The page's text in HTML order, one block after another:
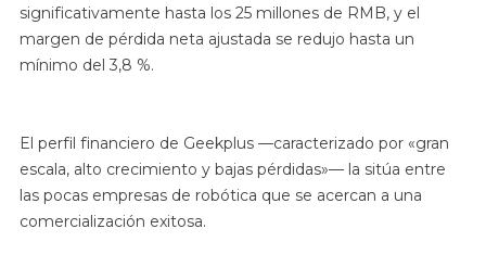
significativamente hasta los 25 millones de RMB, y el
margen de pérdida neta ajustada se redujo hasta un
mínimo del 3,8 %.
El perfil financiero de Geekplus —caracterizado por «gran
escala, alto crecimiento y bajas pérdidas»— la sitúa entre
las pocas empresas de robótica que se acercan a una
comercialización exitosa.